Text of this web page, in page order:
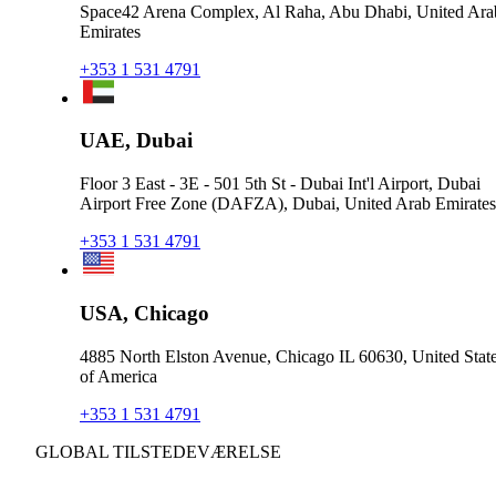
Space42 Arena Complex, Al Raha, Abu Dhabi, United
Emirates
+353 1 531 4791
UAE, Dubai
Floor 3 East - 3E - 501 5th St - Dubai Int'l Airport, Dubai
Airport Free Zone (DAFZA), Dubai, United Arab Emirates
+353 1 531 4791
USA, Chicago
4885 North Elston Avenue, Chicago IL 60630, United
of America
+353 1 531 4791
GLOBAL TILSTEDEVÆRELSE